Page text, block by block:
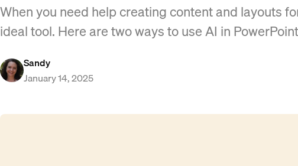
When you need help creating content and layouts
ideal tool. Here are two ways to use AI in
Sandy
January 14, 2025